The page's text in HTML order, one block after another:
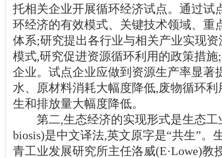
托相关企业开展循环经济试点。通过试
环经济的有效模式、关键技术领域、重
体系;研究提出各行业与相关产业实现
模式,研究促进资源循环利用的政策措
企业。试点企业应做到资源生产率显著
水、原材料消耗大幅度降低,废物循环
生和排放量大幅度降低。
第二,生态经济的实现形式是生态工
biosis)是中文译法,英文原字是“共生”。
青工业发展研究所主任洛威(E·Lowe)教